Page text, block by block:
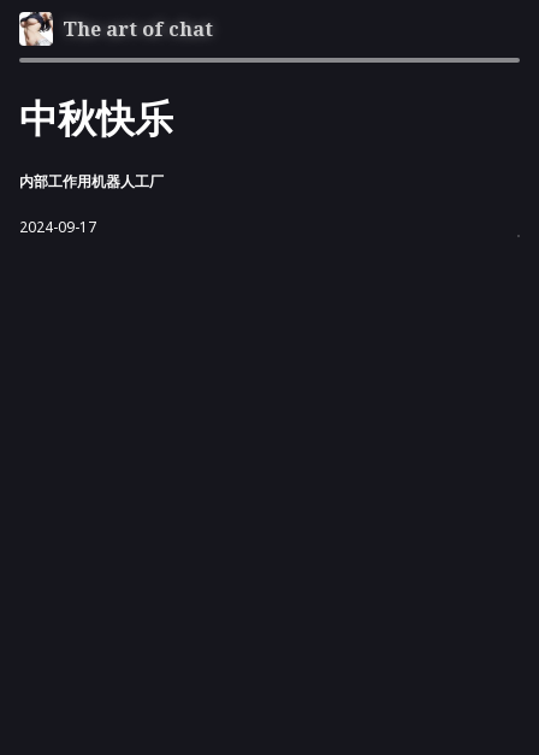
The art of chat
中秋快乐
内部工作用机器人工厂
2024-09-17